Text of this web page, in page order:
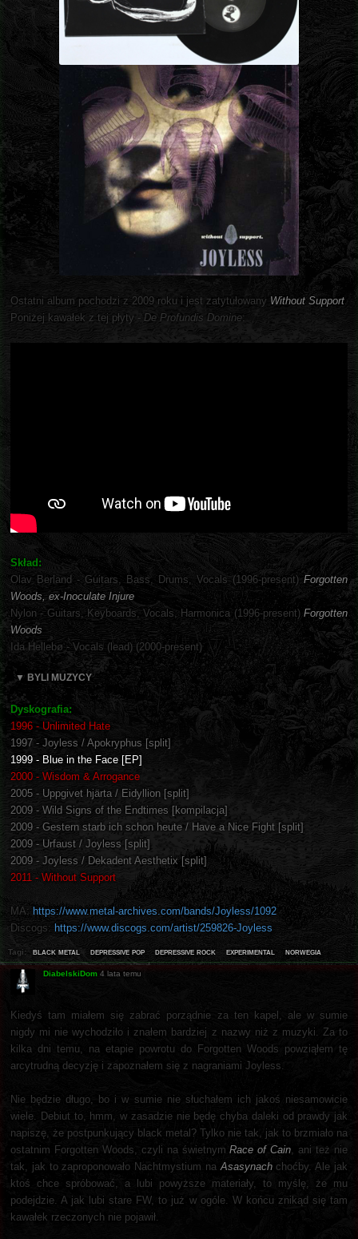
Ostatni album pochodzi z 2009 roku i jest zatytułowany Without Support.
Poniżej kawałek z tej płyty - De Profundis Domine:
Skład:
Olav Berland - Guitars, Bass, Drums, Vocals (1996-present) Forgotten
Woods, ex-Inoculate Injure
Nylon - Guitars, Keyboards, Vocals, Harmonica (1996-present) Forgotten
Woods
Ida Hellebø - Vocals (lead) (2000-present)
▼ BYLI MUZYCY
Dyskografia:
1996 - Unlimited Hate
1997 - Joyless / Apokryphus [split]
1999 - Blue in the Face [EP]
2000 - Wisdom & Arrogance
2005 - Uppgivet hjärta / Eidyllion [split]
2009 - Wild Signs of the Endtimes [kompilacja]
2009 - Gestern starb ich schon heute / Have a Nice Fight [split]
2009 - Urfaust / Joyless [split]
2009 - Joyless / Dekadent Aesthetix [split]
2011 - Without Support
MA: https://www.metal-archives.com/bands/Joyless/1092
Discogs: https://www.discogs.com/artist/259826-Joyless
Tagi: black metal depressive pop depressive rock experimental norwegia
DiabelskiDom 4 lata temu
Kiedyś tam miałem się zabrać porządnie za ten kapel, ale w sumie
nigdy mi nie wychodziło i znałem bardziej z nazwy niż z muzyki. Za to
kilka dni temu, na etapie powrotu do Forgotten Woods powziąłem tę
arcytrudną decyzję i zapoznałem się z nagraniami Joyless.
Nie będzie długo, bo i w sumie nie słuchałem ich jakoś niesamowicie
wiele. Debiut to, hmm, w zasadzie nie będę chyba daleki od prawdy jak
napiszę, że postpunkujący black metal? Tylko nie tak, jak to brzmiało na
ostatnim Forgotten Woods, czyli na świetnymRace of Cain, ani też nie
tak, jak to zaproponowało Nachtmystium naAsasynachchoćby. Ale jak
ktoś chce spróbować, a lubi powyższe materiały, to myślę, że mu
podejdzie. A jak lubi stare FW, to już w ogóle. W końcu znikąd się tam
kawałek rzeczonych nie pojawił.